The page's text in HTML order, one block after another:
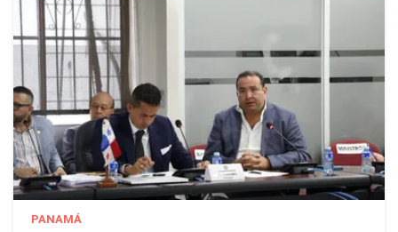
PANAMÁ